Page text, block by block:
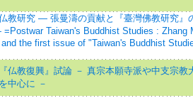
教研究 ― 張曼濤の貢献と『臺灣佛教研究』
Taiwan's Buddhist Studies : Zhang
the first issue of "Taiwan's Buddhist
仏教復興』試論 － 真宗本願寺派や中支宗教
中心に －